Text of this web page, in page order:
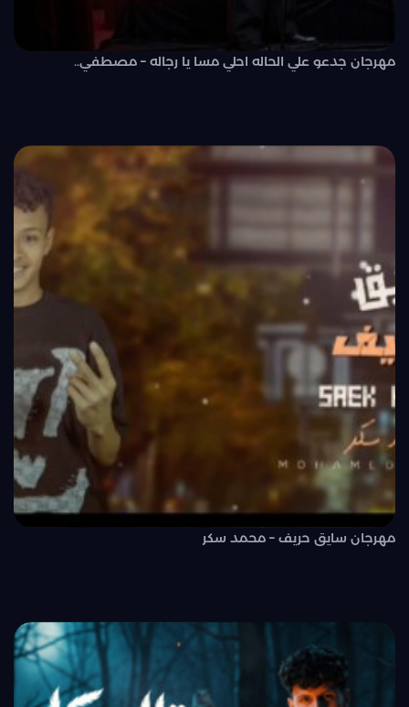
مهرجان جدعو علي الحاله احلي مسا يا رجاله – مصطفي..
مهرجان سايق حريف – محمد سكر